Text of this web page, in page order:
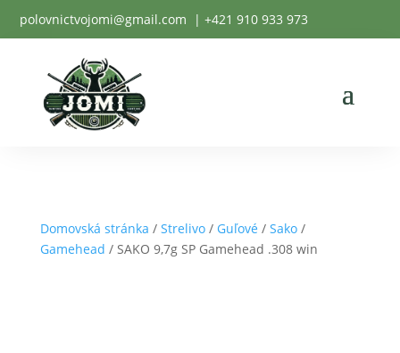
polovnictvojomi@gmail.com | +421 910 933 973
Domovská stránka / Strelivo/ Guľové / Sako/
Gamehead / SAKO 9,7g SP Gamehead .308 win